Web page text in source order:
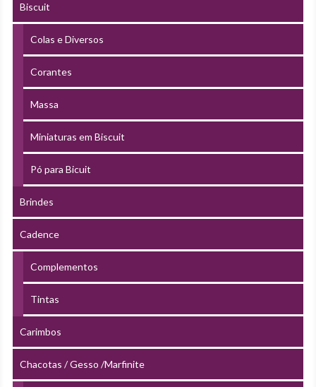
Biscuit
Colas e Diversos
Corantes
Massa
Miniaturas em Biscuit
Pó para Bicuit
Brindes
Cadence
Complementos
Tintas
Carimbos
Chacotas / Gesso /Marfinite